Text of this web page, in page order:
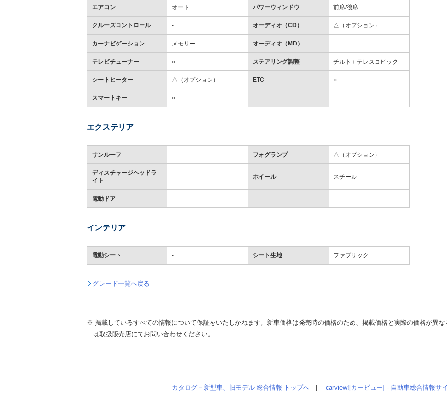
エアコン オート パワーウィンドウ 前席/後席
クルーズコントロール - オーディオ（CD） △（オプション）
カーナビゲーション メモリー オーディオ（MD） -
テレビチューナー ○ ステアリング調整 チルト＋テレスコピック
シートヒーター △（オプション） ETC ○
スマートキー ○
エクステリア
サンルーフ - フォグランプ △（オプション）
ディスチャージヘッドラ
イト
- ホイール スチール
電動ドア -
インテリア
電動シート - シート生地 ファブリック
グレード一覧へ戻る
※ 掲載しているすべての情報について保証をいたしかねます。新車価格は発売時の価格のため、掲載価格と実際の価格が異
は取扱販売店にてお問い合わせください。
カタログ－新型車、旧モデル 総合情報 トップへ carview![カービュー] - 自動車総合情報サ